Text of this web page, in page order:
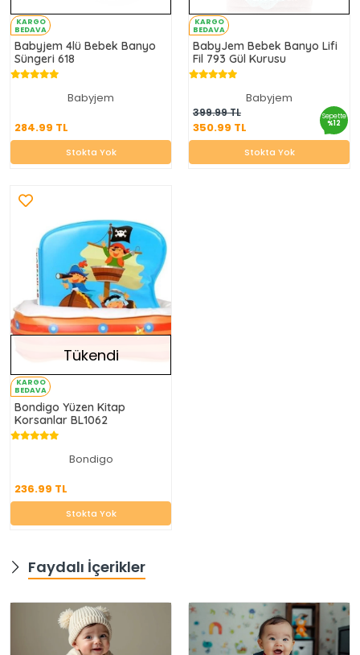
KARGO
BEDAVA
Babyjem 4lü Bebek Banyo
Süngeri 618
Babyjem
284.99 TL
284.99 TL
Stokta Yok
KARGO
BEDAVA
BabyJem Bebek Banyo Lifi
Fil 793 Gül Kurusu
Babyjem
399.99 TL
350.99 TL
Sepette
%12
350.99 TL
Stokta Yok
KARGO
BEDAVA
Tükendi
Bondigo Yüzen Kitap
Korsanlar BL1062
Bondigo
236.99 TL
236.99 TL
Stokta Yok
Faydalı İçerikler